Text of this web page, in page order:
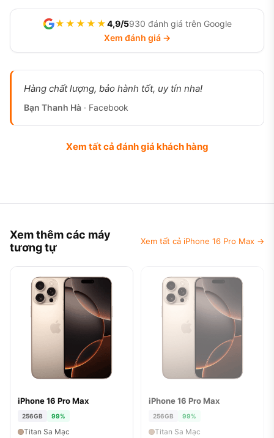
★★★★★4,9/5930 đánh giá trên Google
Xem đánh giá →
Hàng chất lượng, bảo hành tốt, uy tín nha!
Bạn Thanh Hà · Facebook
Xem tất cả đánh giá khách hàng
Xem thêm các máy
tương tự
Xem tất cả iPhone 16 Pro Max →
iPhone 16 Pro Max
256GB 99%
Titan Sa Mạc
ĐÃ BÁN
iPhone 16 Pro Max
256GB 99%
Titan Sa Mạc